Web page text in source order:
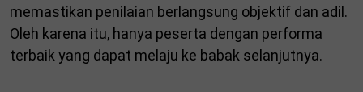
memastikan penilaian berlangsung objektif dan adil.
Oleh karena itu, hanya peserta dengan performa
terbaik yang dapat melaju ke babak selanjutnya.